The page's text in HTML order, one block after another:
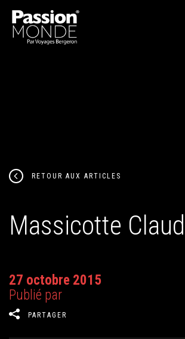
RETOUR AUX ARTICLES
Massicotte
27 octobre 2015
Publié par
PARTAGER